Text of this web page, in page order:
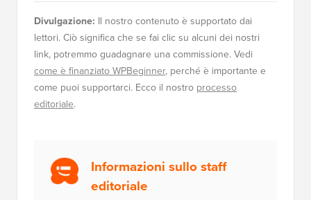
Divulgazione: Il nostro contenuto è supportato dai
lettori. Ciò significa che se fai clic su alcuni dei nostri
link, potremmo guadagnare una commissione. Vedi
come è finanziato WPBeginner, perché è importante e
come puoi supportarci. Ecco il nostro processo
editoriale.
Informazioni sullo staff
editoriale